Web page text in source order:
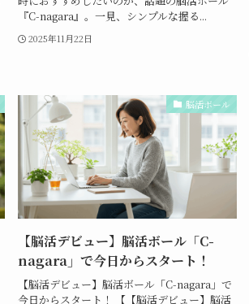
『C-nagara』。一見、シンプルな握る...
2025年11月22日
脳活ボール
【脳活デビュー】脳活ボール「C-
nagara」で今日からスタート！
【脳活デビュー】脳活ボール「C-nagara」で
今日からスタート！ 【【脳活デビュー】脳活